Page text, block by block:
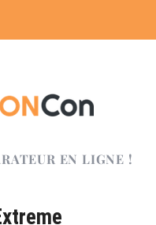
EN LIGNE !